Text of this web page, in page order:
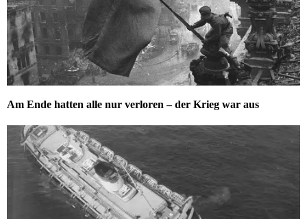
Am Ende hatten alle nur verloren – der Krieg war aus